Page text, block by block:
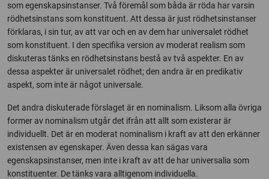
som egenskapsinstanser. Två föremål som båda är röda har varsin
rödhetsinstans som konstituent. Att dessa är just rödhetsinstanser
förklaras, i sin tur, av att var och en av dem har universalet rödhet
som konstituent. I den specifika version av moderat realism som
diskuteras tänks en rödhetsinstans bestå av två aspekter. En av
dessa aspekter är universalet rödhet; den andra är en predikativ
aspekt, som inte är något universale.
Det andra diskuterade förslaget är en nominalism. Liksom alla övriga
former av nominalism utgår det ifrån att allt som existerar är
individuellt. Det är en moderat nominalism i kraft av att den erkänner
existensen av egenskaper. Även dessa kan sägas vara
egenskapsinstanser, men inte i kraft av att de har universalia som
konstituenter. De tänks vara alltigenom individuella.